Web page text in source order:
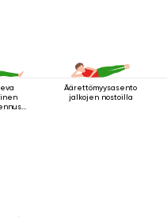
Äärettömyysasento
jalkojen nostoilla